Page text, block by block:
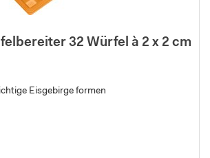
32 Würfel à 2 x 2 cm
Eisgebirge formen